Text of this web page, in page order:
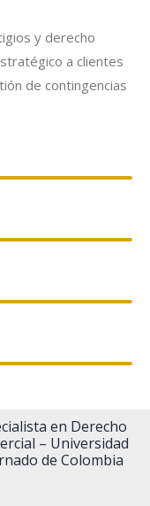
y derecho
a clientes
de contingencias
en Derecho
– Universidad
de Colombia